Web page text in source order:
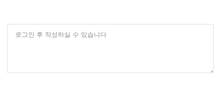
로그인 후 작성하실 수 있습니다